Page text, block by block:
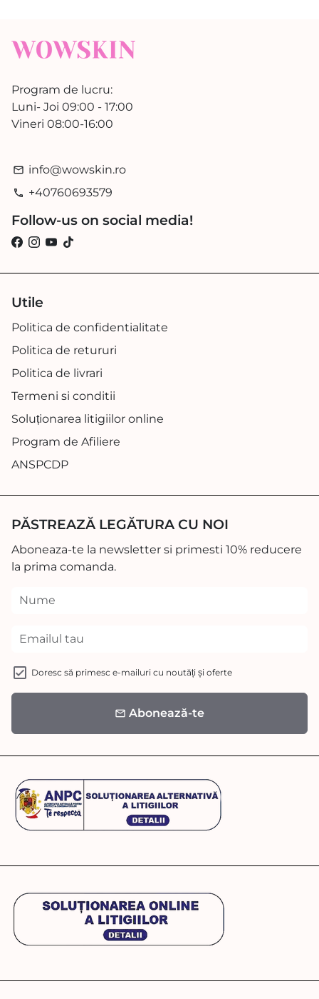
Program de lucru:
Luni- Joi 09:00 - 17:00
Vineri 08:00-16:00
email info@wowskin.ro
phone +40760693579
Follow-us on social media!
Utile
Politica de confidentialitate
Politica de retururi
Politica de livrari
Termeni si conditii
Soluționarea litigiilor online
Program de Afiliere
ANSPCDP
PĂSTREAZĂ LEGĂTURA CU NOI
Aboneaza-te la newsletter si primesti 10% reducere
la prima comanda.
Doresc să primesc e-mailuri cu noutăți și oferte
email Abonează-te